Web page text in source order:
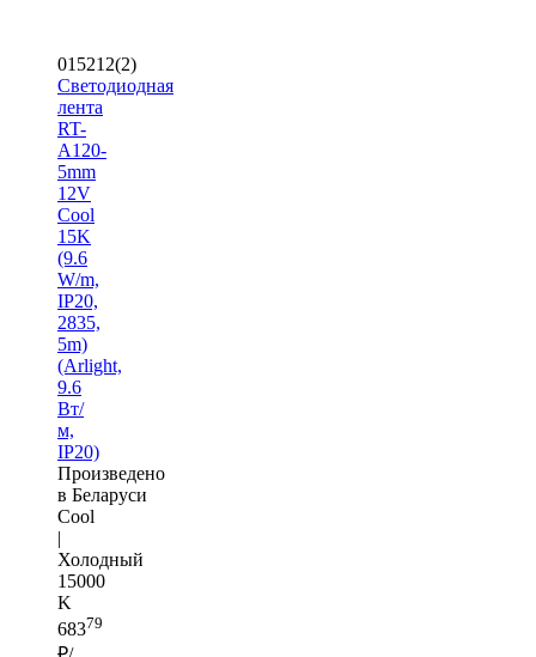
015212(2)
Светодиодная
лента
RT-
A120-
5mm
12V
Cool
15K
(9.6
W/m,
IP20,
2835,
5m)
(Arlight,
9.6
Вт/
м,
IP20)
Произведено
в Беларуси
Cool
|
Холодный
15000
K
68379